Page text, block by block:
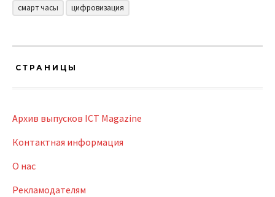
смарт часы
цифровизация
СТРАНИЦЫ
Архив выпусков ICT Magazine
Контактная информация
О нас
Рекламодателям